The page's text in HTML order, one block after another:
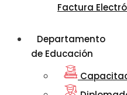
Factura
Departamento
de Educación